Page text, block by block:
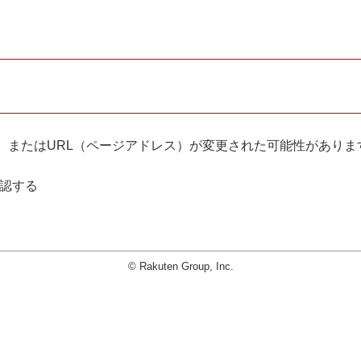
たはURL（ページアドレス）が変更された可能性がありま
する
© Rakuten Group, Inc.